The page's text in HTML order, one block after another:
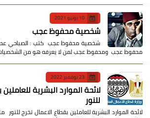
10 يونيو 2021
شخصية محفوظ عجب
شخصية محفوظ عجب كتب : الصباحي
محفوظ عجب ومحفوظ عجب لمن لا يعرفه هو من الشخصيات
23 نوفمبر 2022
لائحة الموارد البشرية
للنور
لائحة الموارد البشرية للعاملين بقطاع الاعمال تخرج